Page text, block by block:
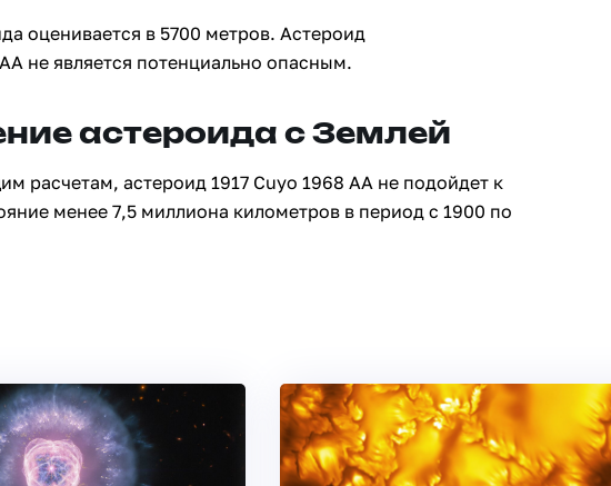
оценивается в 5700 метров. Астероид
не является потенциально опасным.
астероида с Землей
расчетам, астероид 1917 Cuyo 1968 AA не подойдет к
менее 7,5 миллиона километров в период с 1900 по